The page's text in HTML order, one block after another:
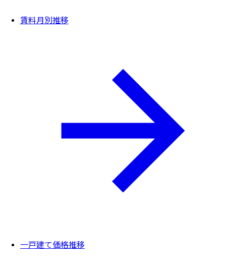
賃料月別推移
一戸建て価格推移